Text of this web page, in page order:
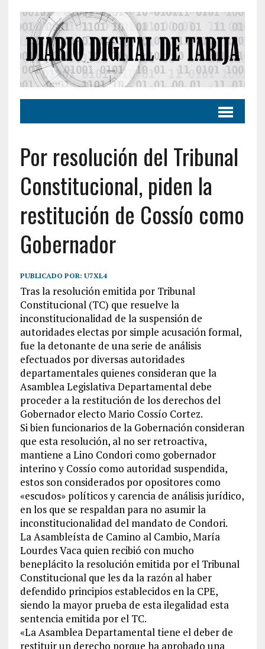
Por resolución del Tribunal
Constitucional, piden la
restitución de Cossío como
Gobernador
PUBLICADO POR: U7XL4
Tras la resolución emitida por Tribunal
Constitucional (TC) que resuelve la
inconstitucionalidad de la suspensión de
autoridades electas por simple acusación formal,
fue la detonante de una serie de análisis
efectuados por diversas autoridades
departamentales quienes consideran que la
Asamblea Legislativa Departamental debe
proceder a la restitución de los derechos del
Gobernador electo Mario Cossío Cortez.
Si bien funcionarios de la Gobernación consideran
que esta resolución, al no ser retroactiva,
mantiene a Lino Condori como gobernador
interino y Cossío como autoridad suspendida,
estos son considerados por opositores como
«escudos» políticos y carencia de análisis jurídico,
en los que se respaldan para no asumir la
inconstitucionalidad del mandato de Condori.
La Asambleísta de Camino al Cambio, María
Lourdes Vaca quien recibió con mucho
beneplácito la resolución emitida por el Tribunal
Constitucional que les da la razón al haber
defendido principios establecidos en la CPE,
siendo la mayor prueba de esta ilegalidad esta
sentencia emitida por el TC.
«La Asamblea Departamental tiene el deber de
restituir un derecho porque ha aprobado una